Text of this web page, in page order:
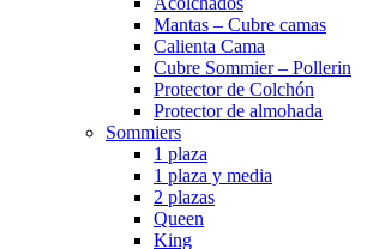
Mantas – Cubre camas
Calienta Cama
Cubre Sommier – Pollerin
Protector de Colchón
Protector de almohada
Sommiers
1 plaza
1 plaza y media
2 plazas
Queen
King